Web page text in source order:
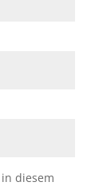
diesem